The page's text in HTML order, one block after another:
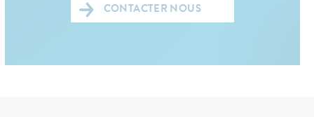
CONTACTER NOUS